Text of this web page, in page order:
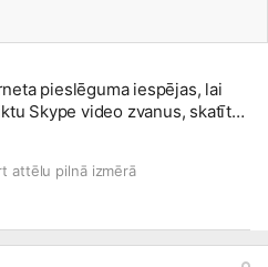
pieslēguma iespējas, lai
Skype video zvanus, skatītos
visu, kam parasti
attēlu pilnā izmērā